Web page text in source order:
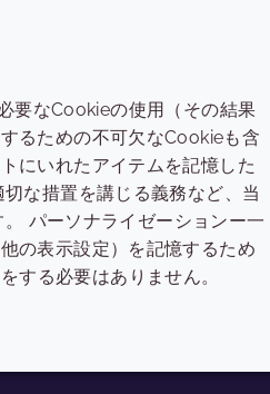
LEGAL
利用規約
プライバシーポリシー
アクセシビリティ
クッキーポリシー
要なCookieの使用（その結果
るための不可欠なCookieも含
にいれたアイテムを記憶した
な措置を講じる義務など、当
パーソナライゼーションー一
の表示設定）を記憶するため
する必要はありません。